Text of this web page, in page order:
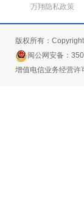
万翔隐私政策
版权所有：
闽公网安备：
增值电信业务经营